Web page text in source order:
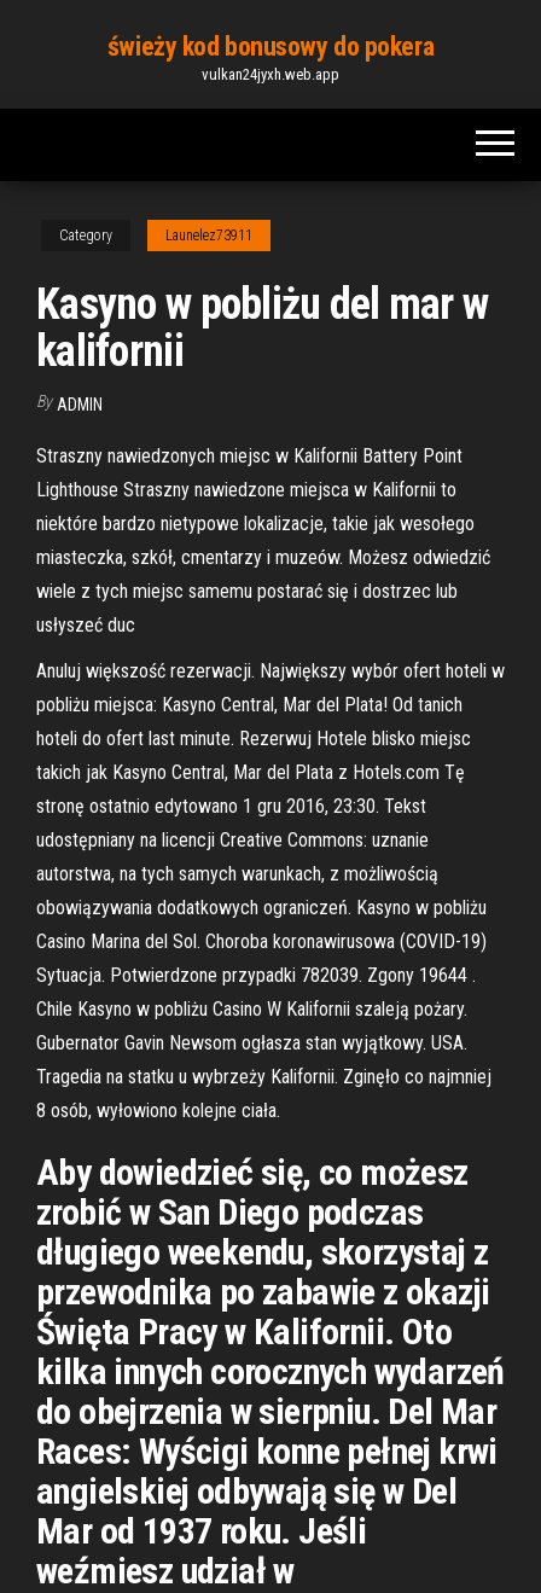
content
świeży kod bonusowy do pokera
vulkan24jyxh.web.app
Category Launelez73911
Kasyno w pobliżu del mar w
kalifornii
By ADMIN
Straszny nawiedzonych miejsc w Kalifornii Battery Point
Lighthouse Straszny nawiedzone miejsca w Kalifornii to
niektóre bardzo nietypowe lokalizacje, takie jak wesołego
miasteczka, szkół, cmentarzy i muzeów. Możesz odwiedzić
wiele z tych miejsc samemu postarać się i dostrzec lub
usłyszeć duc
Anuluj większość rezerwacji. Największy wybór ofert hoteli w
pobliżu miejsca: Kasyno Central, Mar del Plata! Od tanich
hoteli do ofert last minute. Rezerwuj Hotele blisko miejsc
takich jak Kasyno Central, Mar del Plata z Hotels.com Tę
stronę ostatnio edytowano 1 gru 2016, 23:30. Tekst
udostępniany na licencji Creative Commons: uznanie
autorstwa, na tych samych warunkach, z możliwością
obowiązywania dodatkowych ograniczeń. Kasyno w pobliżu
Casino Marina del Sol. Choroba koronawirusowa (COVID-19)
Sytuacja. Potwierdzone przypadki 782039. Zgony 19644 .
Chile Kasyno w pobliżu Casino W Kalifornii szaleją pożary.
Gubernator Gavin Newsom ogłasza stan wyjątkowy. USA.
Tragedia na statku u wybrzeży Kalifornii. Zginęło co najmniej
8 osób, wyłowiono kolejne ciała.
Aby dowiedzieć się, co możesz
zrobić w San Diego podczas
długiego weekendu, skorzystaj z
przewodnika po zabawie z okazji
Święta Pracy w Kalifornii. Oto
kilka innych corocznych wydarzeń
do obejrzenia w sierpniu. Del Mar
Races: Wyścigi konne pełnej krwi
angielskiej odbywają się w Del
Mar od 1937 roku. Jeśli
weźmiesz udział w